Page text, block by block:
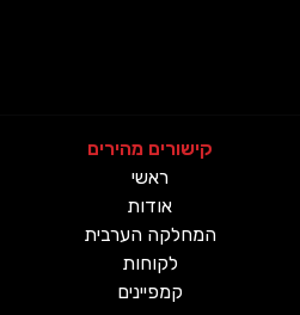
קישורים מהירים
ראשי
(current)
אודות
המחלקה הערבית
לקוחות
קמפיינים